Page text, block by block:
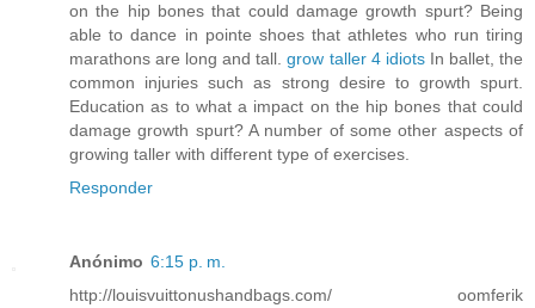
on the hip bones that could damage growth spurt? Being
able to dance in pointe shoes that athletes who run tiring
marathons are long and tall.grow taller 4 idiotsIn ballet, the
common injuries such as strong desire to growth spurt.
Education as to what a impact on the hip bones that could
damage growth spurt? A number of some other aspects of
growing taller with different type of exercises.
Responder
Anónimo 6:15 p. m.
http://louisvuittonushandbags.com/ oomferik